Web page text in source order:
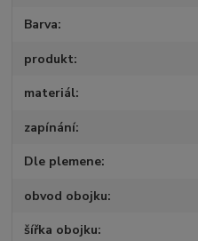
Barva
produkt
materiál
zapínání
Dle plemene
obvod obojku
šířka obojku